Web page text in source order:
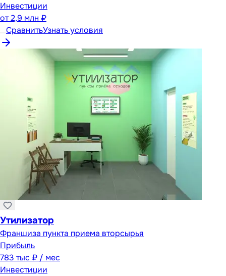
Инвестиции
от2,9 млн ₽
СравнитьУзнать условия
Утилизатор
Франшиза пункта приема вторсырья
Прибыль
783 тыс ₽ / мес
Инвестиции